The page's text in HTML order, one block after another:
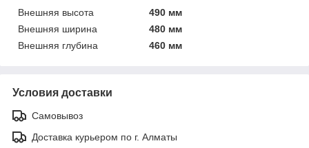
Внешняя высота
490 мм
Внешняя ширина
480 мм
Внешняя глубина
460 мм
Условия доставки
Самовывоз
Доставка курьером по г. Алматы